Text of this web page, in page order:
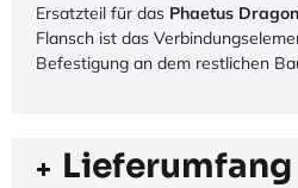
Ersatzteil für das Phaetus
Flansch ist das
Befestigung an dem restlichen
Lieferumfang